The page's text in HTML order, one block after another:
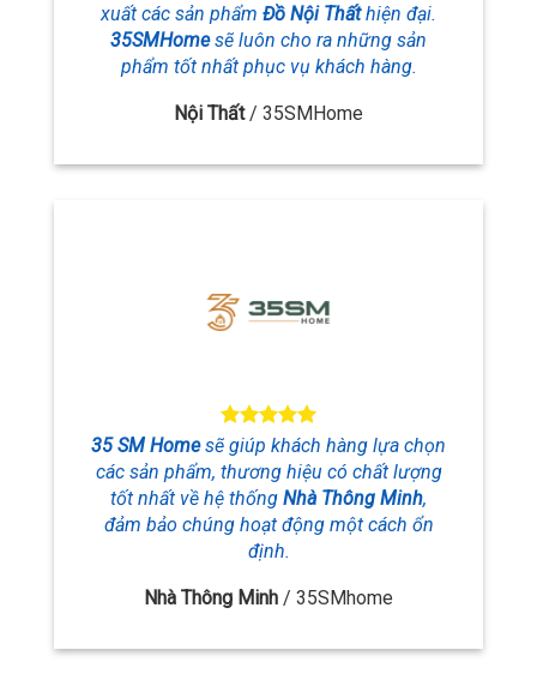
xuất các sản phẩm Đồ Nội Thấthiện đại.
35SMHomesẽ luôn cho ra những sản
phẩm tốt nhất phục vụ khách hàng.
Nội Thất / 35SMHome
35 SM Homesẽ giúp khách hàng lựa chọn
các sản phẩm, thương hiệu có chất lượng
tốt nhất về hệ thống Nhà Thông Minh,
đảm bảo chúng hoạt động một cách ổn
định.
Nhà Thông Minh / 35SMhome